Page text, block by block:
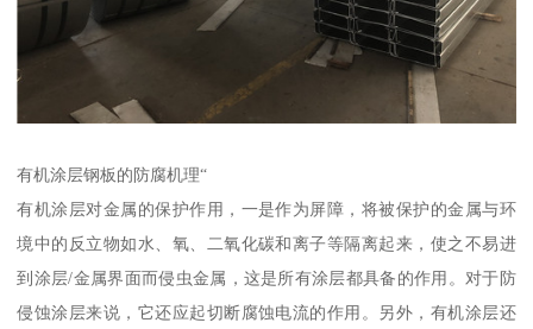
有机涂层钢板的防腐机理“
有机涂层对金属的保护作用，一是作为屏障，将被保护的金属与环
境中的反立物如水、氧、二氧化碳和离子等隔离起来，使之不易进
到涂层/金属界面而侵虫金属，这是所有涂层都具备的作用。对于防
侵蚀涂层来说，它还应起切断腐蚀电流的作用。另外，有机涂层还